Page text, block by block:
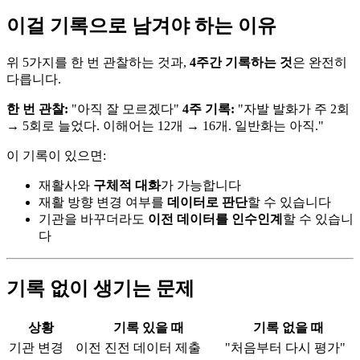
이걸 기록으로 남겨야 하는 이유
위 5가지를 한 번 관찰하는 것과, 4주간 기록하는 것은 완전히
다릅니다.
한 번 관찰: "아직 잘 모르겠다" 4주 기록: "자발 발화가 주 2회
→ 5회로 늘었다. 이해어는 12개 → 16개. 일반화는 아직."
이 기록이 있으면:
재활사와 구체적 대화가 가능합니다
재활 방향 변경 여부를 데이터로 판단할 수 있습니다
기관을 바꾸더라도 이전 데이터를 인수인계 할 수 있습니
다
기록 없이 생기는 문제
상황 기록 있을 때
기록 없을 때
기관 변경
이전 진전 데이터 제출 "처음부터 다시 평가"